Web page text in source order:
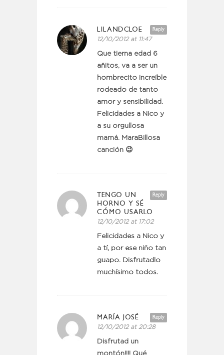
Reply
LILANDCLOE
12/10/2012 at 11:47
Que tierna edad 6
añitos, va a ser un
hombrecito increíble
rodeado de tanto
amor y sensibilidad.
Felicidades a Nico y
a su orgullosa
mamá. MaraBillosa
canción 😉
Reply
TENGO UN
HORNO Y SÉ
CÓMO USARLO
12/10/2012 at 17:02
Felicidades a Nico y
a tí, por ese niño tan
guapo. Disfrutadlo
muchísimo todos.
Reply
MARÍA JOSÉ
12/10/2012 at 20:28
Disfrutad un
montón!!!! Qué